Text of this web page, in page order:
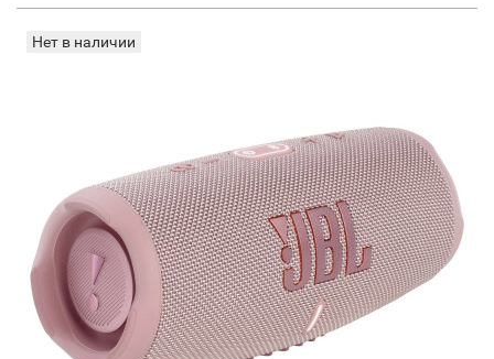
Нет в наличии